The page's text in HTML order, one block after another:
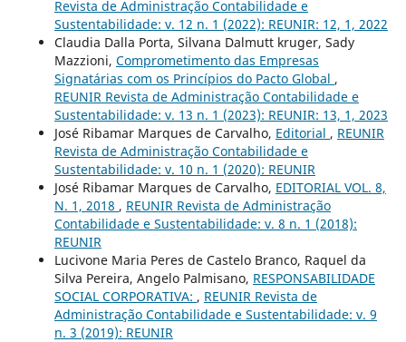
Revista de Administração Contabilidade e
Sustentabilidade: v. 12 n. 1 (2022): REUNIR: 12, 1, 2022
Claudia Dalla Porta, Silvana Dalmutt kruger, Sady
Mazzioni, Comprometimento das Empresas
Signatárias com os Princípios do Pacto Global ,
REUNIR Revista de Administração Contabilidade e
Sustentabilidade: v. 13 n. 1 (2023): REUNIR: 13, 1, 2023
José Ribamar Marques de Carvalho, Editorial , REUNIR
Revista de Administração Contabilidade e
Sustentabilidade: v. 10 n. 1 (2020): REUNIR
José Ribamar Marques de Carvalho, EDITORIAL VOL. 8,
N. 1, 2018 , REUNIR Revista de Administração
Contabilidade e Sustentabilidade: v. 8 n. 1 (2018):
REUNIR
Lucivone Maria Peres de Castelo Branco, Raquel da
Silva Pereira, Angelo Palmisano, RESPONSABILIDADE
SOCIAL CORPORATIVA: , REUNIR Revista de
Administração Contabilidade e Sustentabilidade: v. 9
n. 3 (2019): REUNIR